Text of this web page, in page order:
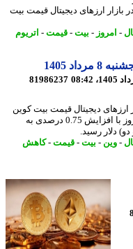
ارزهای دیجیتال قیمت بیت
امروز- بیت -قیمت-اتریوم
81986237
دیجیتال قیمت بیت کوین
صعودی شد. آخرین نرخ بیت کوین بیت کوین امروز با افزایش 0.75 درصدی به
وین-بیت -قیمت-کاهش